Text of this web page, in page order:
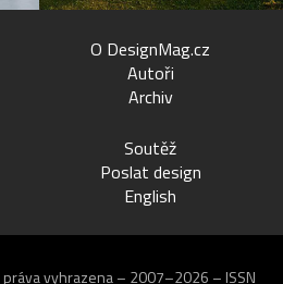
O DesignMag.cz
Autoři
Archiv
Soutěž
Poslat design
English
vyhrazena – 2007–2026 – ISSN